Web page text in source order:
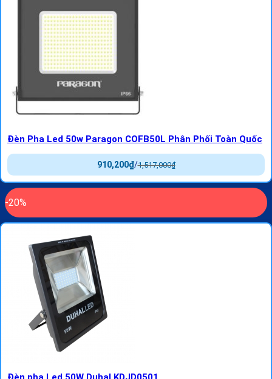
Đèn Pha Led 50w Paragon COFB50L Phân Phối Toàn Quốc
1,517,000₫
/
910,200₫
-20%